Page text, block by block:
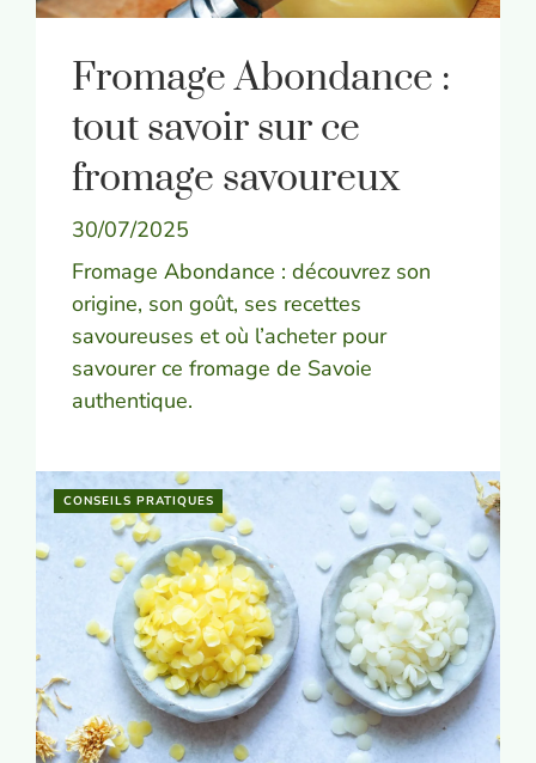
Fromage Abondance :
tout savoir sur ce
fromage savoureux
30/07/2025
Fromage Abondance : découvrez son
origine, son goût, ses recettes
savoureuses et où l’acheter pour
savourer ce fromage de Savoie
authentique.
CONSEILS PRATIQUES